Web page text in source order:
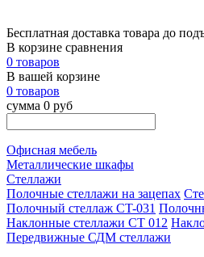
Бесплатная доставка товара до
В корзине сравнения
0 товаров
В вашей корзине
0 товаров
сумма 0 руб
Офисная мебель
Металлические шкафы
Стеллажи
Полочные стеллажи на зацепах
Полочный стеллаж CT-031
Наклонные стеллажи СТ 012
Передвижные СДМ стеллажи